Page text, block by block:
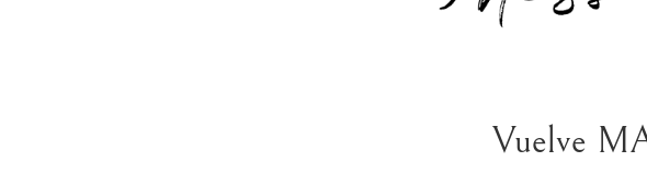
Vuelve